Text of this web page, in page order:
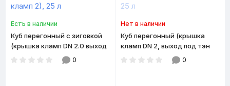
Есть в наличии
Куб перегонный с зиговкой
(крышка кламп DN 2.0 выход
под тэн кламп 2), 25 л
0
Нет в наличии
Куб перегонный (крышка
кламп DN 2, выход под тэн
кламп 2), 25 л
0